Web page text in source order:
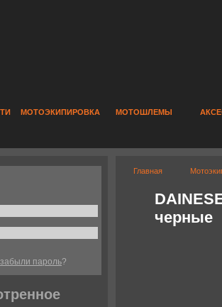
МОТОЭКИПИРОВКА МОТОШЛЕМЫ
забыли пароль?
Главная
черные